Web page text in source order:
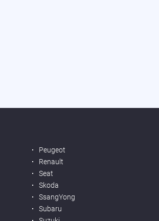
Peugeot
Renault
Seat
Skoda
SsangYong
Subaru